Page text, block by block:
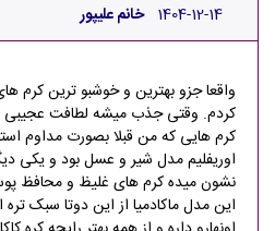
خانم علیپور 1404-12-14
واقعا جزو بهترین و خوشبو ترین کرم
کردم. وقتی جذب میشه لطافت
کرم هایی که من قبلا بصورت مداوم
نشون میده کرم های غلیظ و محافظ
این مدل ماکادمیا از این دوتا سبک